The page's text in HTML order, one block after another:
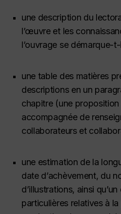
une description du
l’œuvre et les
l’ouvrage se démarque-
une table des matières
descriptions en un
chapitre (une
accompagnée de
collaborateurs et
une estimation de la
date d’achèvement, du
d’illustrations, ainsi
particulières relatives à